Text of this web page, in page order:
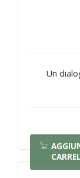
Un